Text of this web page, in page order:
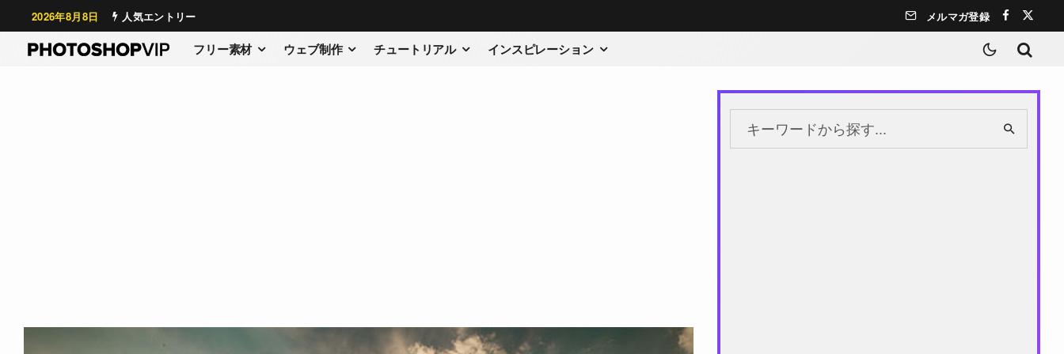
2026年8月8日 人気エントリー メルマガ登録
フリー素材 ウェブ制作 チュートリアル インスピレーション